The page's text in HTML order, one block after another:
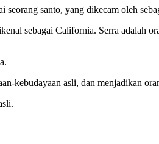
seorang santo, yang dikecam oleh
sebagai California. Serra adalah
kebudayaan asli, dan menjadikan